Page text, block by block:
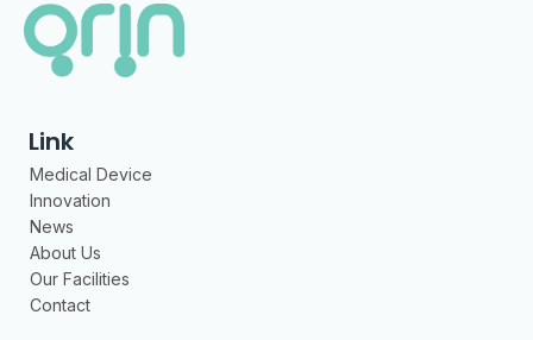
Link
Medical Device
Innovation
News
About Us
Our Facilities
Contact